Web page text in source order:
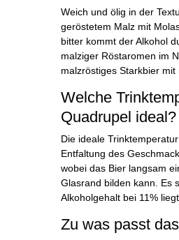
Weich und ölig in der
geröstetem Malz mit
bitter kommt der Alkohol
malziger Röstaromen im
malzröstiges Starkbier
Welche
Quadrupel ideal?
Die ideale
Entfaltung des
wobei das Bier langsam
Glasrand bilden kann. Es
Alkoholgehalt bei 11%
Zu was passt